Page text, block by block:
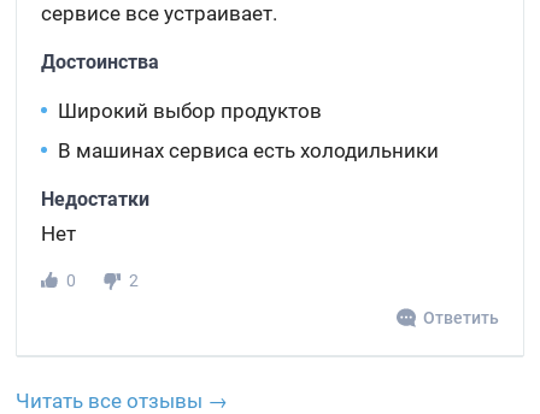
сервисе все устраивает.
Достоинства
Широкий выбор продуктов
В машинах сервиса есть холодильники
Недостатки
Нет
0
2
Ответить
Читать все отзывы →